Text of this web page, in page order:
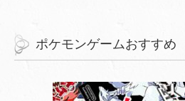
ポケモンゲームおすすめ